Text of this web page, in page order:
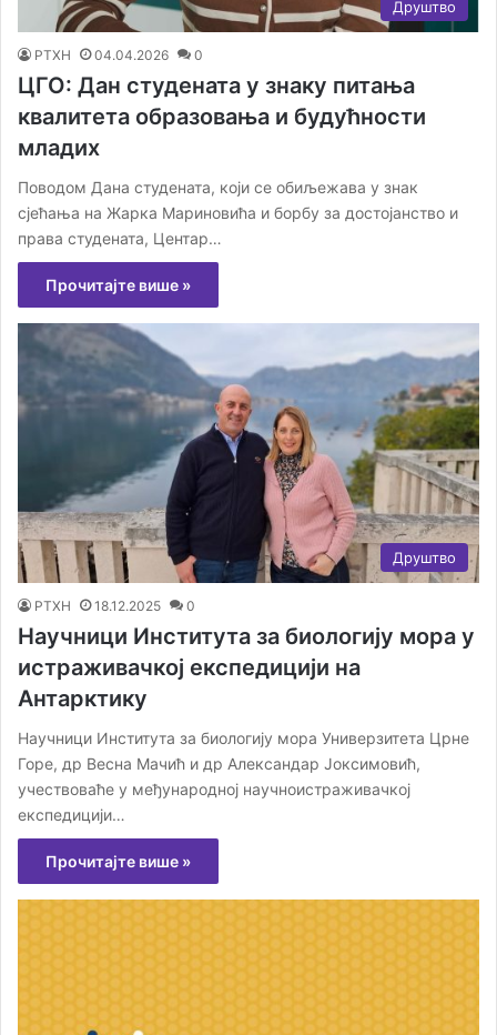
Друштво
РТХН 04.04.2026 0
ЦГО: Дан студената у знаку питања
квалитета образовања и будућности
младих
Поводом Дана студената, који се обиљежава у знак
сјећања на Жарка Мариновића и борбу за достојанство и
права студената, Центар…
Прочитајте више »
Друштво
РТХН 18.12.2025 0
Научници Института за биологију мора у
истраживачкој експедицији на
Антарктику
Научници Института за биологију мора Универзитета Црне
Горе, др Весна Мачић и др Александар Јоксимовић,
учествоваће у међународној научноистраживачкој
експедицији…
Прочитајте више »